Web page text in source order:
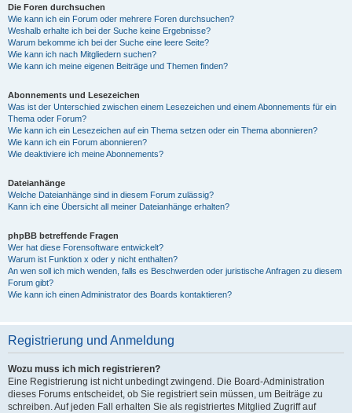
Die Foren durchsuchen
Wie kann ich ein Forum oder mehrere Foren durchsuchen?
Weshalb erhalte ich bei der Suche keine Ergebnisse?
Warum bekomme ich bei der Suche eine leere Seite?
Wie kann ich nach Mitgliedern suchen?
Wie kann ich meine eigenen Beiträge und Themen finden?
Abonnements und Lesezeichen
Was ist der Unterschied zwischen einem Lesezeichen und einem Abonnements für ein
Thema oder Forum?
Wie kann ich ein Lesezeichen auf ein Thema setzen oder ein Thema abonnieren?
Wie kann ich ein Forum abonnieren?
Wie deaktiviere ich meine Abonnements?
Dateianhänge
Welche Dateianhänge sind in diesem Forum zulässig?
Kann ich eine Übersicht all meiner Dateianhänge erhalten?
phpBB betreffende Fragen
Wer hat diese Forensoftware entwickelt?
Warum ist Funktion x oder y nicht enthalten?
An wen soll ich mich wenden, falls es Beschwerden oder juristische Anfragen zu diesem
Forum gibt?
Wie kann ich einen Administrator des Boards kontaktieren?
Registrierung und Anmeldung
Wozu muss ich mich registrieren?
Eine Registrierung ist nicht unbedingt zwingend. Die Board-Administration
dieses Forums entscheidet, ob Sie registriert sein müssen, um Beiträge zu
schreiben. Auf jeden Fall erhalten Sie als registriertes Mitglied Zugriff auf